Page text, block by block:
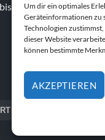
Um dir ein optimales
Geräteinformationen zu
Technologien
dieser Website
können bestimmte
AKZEPTIEREN
zum fertigen
WIDERRUFEN